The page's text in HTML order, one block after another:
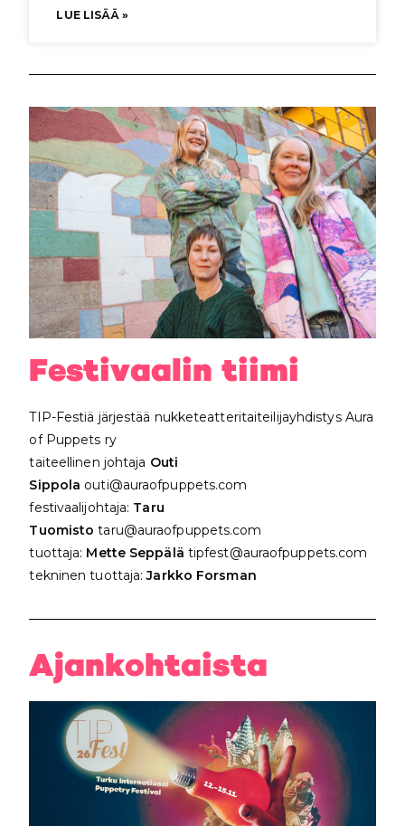
LUE LISÄÄ »
Festivaalin tiimi
TIP-Festiä järjestää nukketeatteritaiteilijayhdistys Aura
of Puppets ry
taiteellinen johtaja Outi
Sippola outi@auraofpuppets.com
festivaalijohtaja: Taru
Tuomisto taru@auraofpuppets.com
tuottaja: Mette Seppälä tipfest@auraofpuppets.com
tekninen tuottaja:Jarkko Forsman
Ajankohtaista